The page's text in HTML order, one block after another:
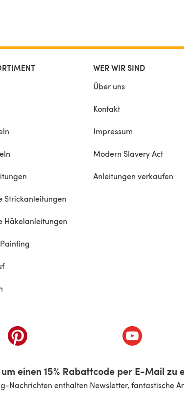
Strickanleitungen
Häkelanleitungen
WER WIR SIND
Über uns
Kontakt
Impressum
Modern Slavery Act
Anleitungen verkaufen
(öffnet sich in einem neuen Tab)(öffnet sich in
einen 15% Rabattcode per E-Mail zu
Nachrichten enthalten Newsletter, fantastische